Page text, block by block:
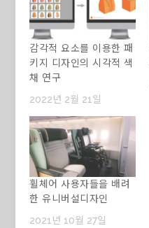
감각적 요소를 이용한 패
키지 디자인의 시각적 색
채 연구
2022년 2월 21일
휠체어 사용자들을 배려
한 유니버설디자인
2021년 10월 27일